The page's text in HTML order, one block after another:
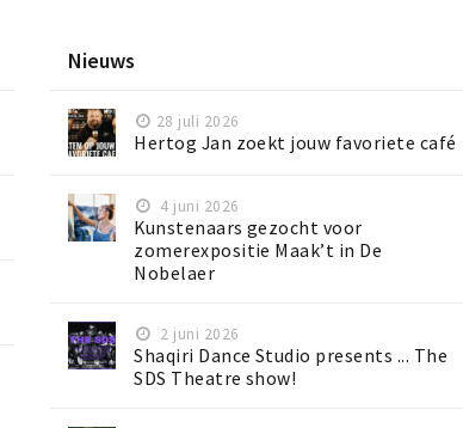
Nieuws
28 juli 2026
Hertog Jan zoekt jouw favoriete café
4 juni 2026
Kunstenaars gezocht voor
zomerexpositie Maak’t in De
Nobelaer
2 juni 2026
Shaqiri Dance Studio presents ... The
SDS Theatre show!